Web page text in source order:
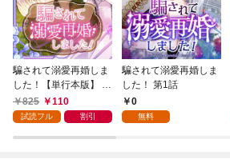
騙されて溺愛再婚しま
した！【単行本版】 1
巻825 110
試読フル 割引
騙されて溺愛再婚しま
した！ 第1話
0
無料